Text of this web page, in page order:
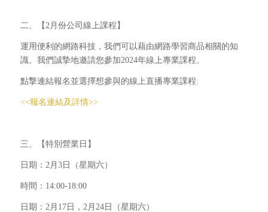
二、【2月份公司線上課程】
運用便利的網路科技，我們可以藉由網路學習商品相關的知
識。我們誠摯地邀請您參加2024年線上專業課程。
點撃連結報名並選擇想參與的線上直播專業課程:
<<報名連結及詳情>>
三、【特別營業日】
日期：2月3日（星期六）
時間：14:00-18:00
日期：2月17日，2月24日（星期六）